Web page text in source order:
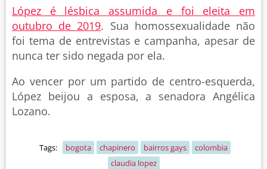
López é lésbica assumida e foi eleita em
outubro de 2019. Sua homossexualidade não
foi tema de entrevistas e campanha, apesar de
nunca ter sido negada por ela.
Ao vencer por um partido de centro-esquerda,
López beijou a esposa, a senadora Angélica
Lozano.
Tags: bogota chapinero bairros gays
colombia
claudia lopez